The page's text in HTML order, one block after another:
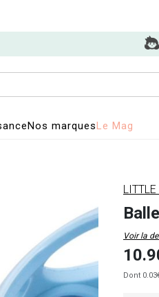
Nos marquesLe Mag
LITTLE
Voir la
Dont